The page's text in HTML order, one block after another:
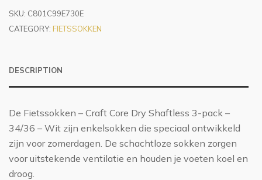
SKU: C801C99E730E
CATEGORY: FIETSSOKKEN
DESCRIPTION
De Fietssokken – Craft Core Dry Shaftless 3-pack –
34/36 – Wit zijn enkelsokken die speciaal ontwikkeld
zijn voor zomerdagen. De schachtloze sokken zorgen
voor uitstekende ventilatie en houden je voeten koel en
droog.